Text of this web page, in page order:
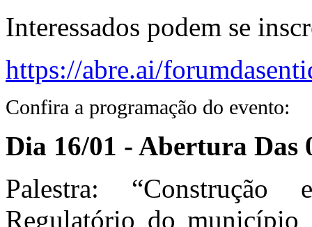
Interessados podem se
https://abre.ai/
Confira a programação do evento:
Dia 16/01 - Abertura Das
Palestra:
Regulatório do município